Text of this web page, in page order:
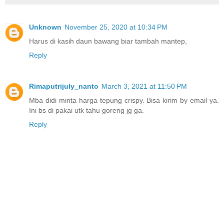
Unknown November 25, 2020 at 10:34 PM
Harus di kasih daun bawang biar tambah mantep,
Reply
Rimaputrijuly_nanto March 3, 2021 at 11:50 PM
Mba didi minta harga tepung crispy. Bisa kirim by email ya.
Ini bs di pakai utk tahu goreng jg ga.
Reply